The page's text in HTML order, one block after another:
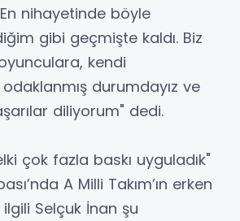
nihayetinde böyle
gibi geçmişte kaldı. Biz
kendi
odaklanmış durumdayız ve
diliyorum" dedi.
çok fazla baskı uyguladık"
A Milli Takım’ın erken
Selçuk İnan şu